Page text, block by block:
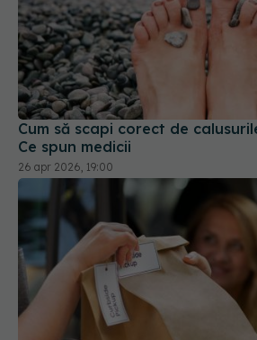
Cum să scapi corect de
Ce spun medicii
26 apr 2026, 19:00
De ce să nu mai mănânci
pungă sau ambalaj